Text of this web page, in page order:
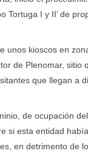
Tortuga I y II’ de
unos kioscos en
de Plenomar, sitio
que llegan a
de ocupación
si esta entidad
en detrimento de